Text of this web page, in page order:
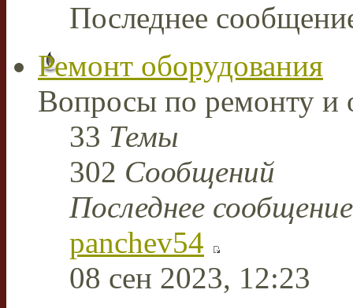
Последнее
Ремонт оборудования
Вопросы по ремонту и
33 Темы
302 Сообщений
Последнее сообщение
panchev54
08 сен 2023, 12:23